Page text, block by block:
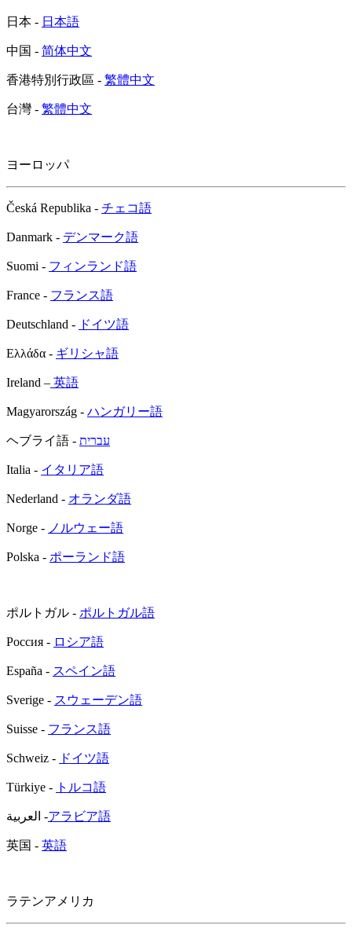
日本 - 日本語
中国 - 简体中文
香港特別行政區 - 繁體中文
台灣 - 繁體中文
ヨーロッパ
Česká Republika - チェコ語
Danmark - デンマーク語
Suomi - フィンランド語
France - フランス語
Deutschland - ドイツ語
Ελλάδα - ギリシャ語
Ireland – 英語
Magyarország - ハンガリー語
ヘブライ語 - עברית
Italia - イタリア語
Nederland - オランダ語
Norge - ノルウェー語
Polska - ポーランド語
ポルトガル - ポルトガル語
Россия - ロシア語
España - スペイン語
Sverige - スウェーデン語
Suisse - フランス語
Schweiz - ドイツ語
Türkiye - トルコ語
العربية -アラビア語
英国 - 英語
ラテンアメリカ